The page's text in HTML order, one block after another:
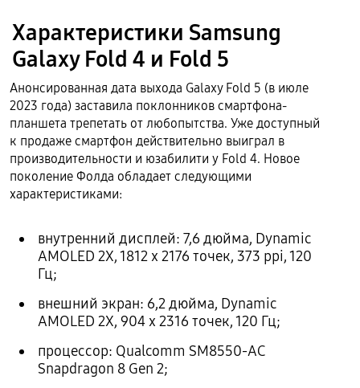
Характеристики Samsung
Galaxy Fold 4 и Fold 5
Анонсированная дата выхода Galaxy Fold 5 (в июле
2023 года) заставила поклонников смартфона-
планшета трепетать от любопытства. Уже доступный
к продаже смартфон действительно выиграл в
производительности и юзабилити у Fold 4. Новое
поколение Фолда обладает следующими
характеристиками:
внутренний дисплей: 7,6 дюйма, Dynamic
AMOLED 2X, 1812 x 2176 точек, 373 ppi, 120
Гц;
внешний экран: 6,2 дюйма, Dynamic
AMOLED 2X, 904 x 2316 точек, 120 Гц;
процессор: Qualcomm SM8550-AC
Snapdragon 8 Gen 2;